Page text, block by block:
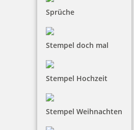
Sprüche
Stempel doch mal
Stempel Hochzeit
Stempel Weihnachten
Trodat Professional 5480